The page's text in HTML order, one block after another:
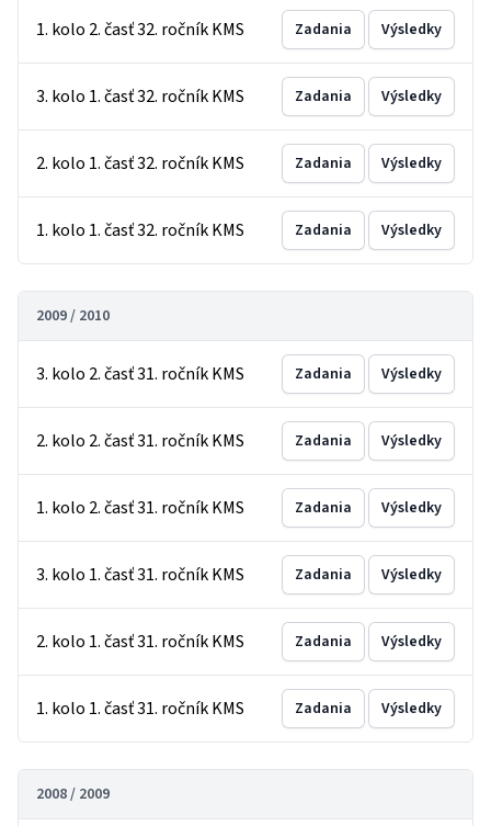
1. kolo 2. časť 32. ročník KMS Zadania Výsledky
3. kolo 1. časť 32. ročník KMS Zadania Výsledky
2. kolo 1. časť 32. ročník KMS Zadania Výsledky
1. kolo 1. časť 32. ročník KMS Zadania Výsledky
2009 / 2010
3. kolo 2. časť 31. ročník KMS Zadania Výsledky
2. kolo 2. časť 31. ročník KMS Zadania Výsledky
1. kolo 2. časť 31. ročník KMS Zadania Výsledky
3. kolo 1. časť 31. ročník KMS Zadania Výsledky
2. kolo 1. časť 31. ročník KMS Zadania Výsledky
1. kolo 1. časť 31. ročník KMS Zadania Výsledky
2008 / 2009